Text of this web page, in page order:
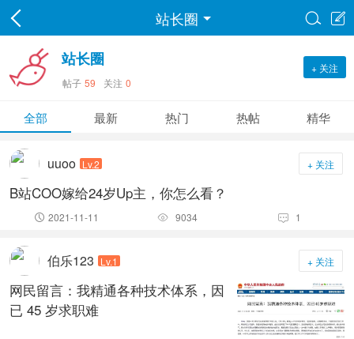
站长圈 

站长圈
帖子 59 关注 0
+ 关注
全部 最新 热门 热帖 精华
uuoo Lv.2 + 关注
B站COO嫁给24岁Up主，你怎么看？
 2021-11-11  9034  1
伯乐123 Lv.1 + 关注
网民留言：我精通各种技术体系，因
已 45 岁求职难